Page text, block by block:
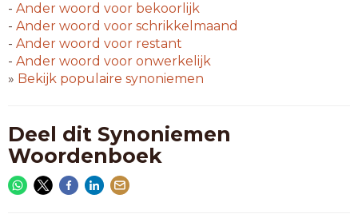
- Ander woord voor bekoorlijk
- Ander woord voor schrikkelmaand
- Ander woord voor restant
- Ander woord voor onwerkelijk
» Bekijk populaire synoniemen
Deel dit Synoniemen
Woordenboek